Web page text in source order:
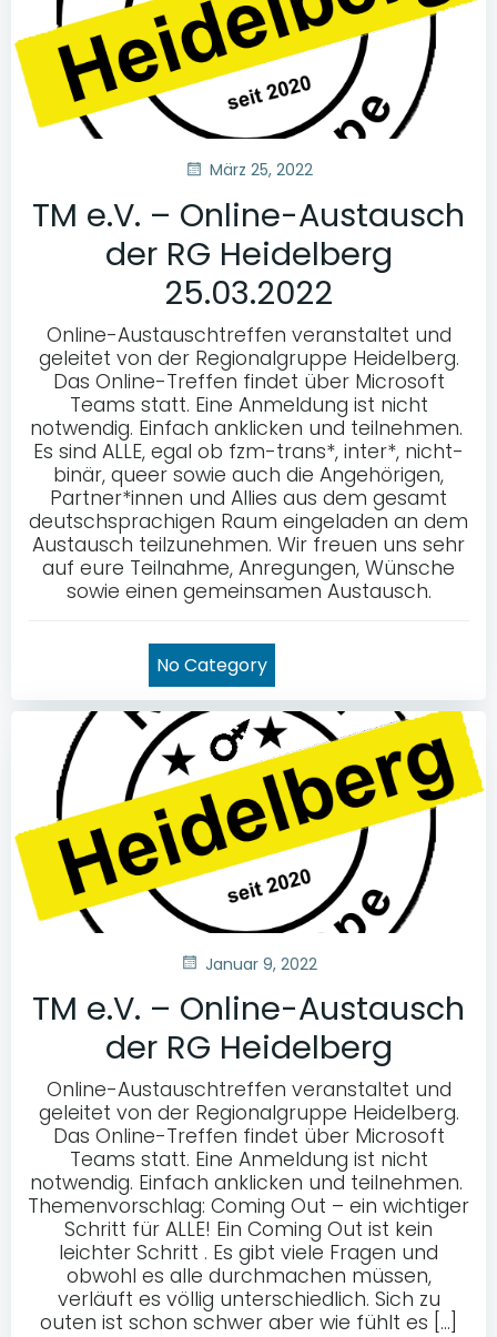
März 25, 2022
TM e.V. – Online-Austausch
der RG Heidelberg
25.03.2022
Online-Austauschtreffen veranstaltet und
geleitet von der Regionalgruppe Heidelberg.
Das Online-Treffen findet über Microsoft
Teams statt. Eine Anmeldung ist nicht
notwendig. Einfach anklicken und teilnehmen.
Es sind ALLE, egal ob fzm-trans*, inter*, nicht-
binär, queer sowie auch die Angehörigen,
Partner*innen und Allies aus dem gesamt
deutschsprachigen Raum eingeladen an dem
Austausch teilzunehmen. Wir freuen uns sehr
auf eure Teilnahme, Anregungen, Wünsche
sowie einen gemeinsamen Austausch.
No Category
Januar 9, 2022
TM e.V. – Online-Austausch
der RG Heidelberg
Online-Austauschtreffen veranstaltet und
geleitet von der Regionalgruppe Heidelberg.
Das Online-Treffen findet über Microsoft
Teams statt. Eine Anmeldung ist nicht
notwendig. Einfach anklicken und teilnehmen.
Themenvorschlag: Coming Out – ein wichtiger
Schritt für ALLE! Ein Coming Out ist kein
leichter Schritt . Es gibt viele Fragen und
obwohl es alle durchmachen müssen,
verläuft es völlig unterschiedlich. Sich zu
outen ist schon schwer aber wie fühlt es […]